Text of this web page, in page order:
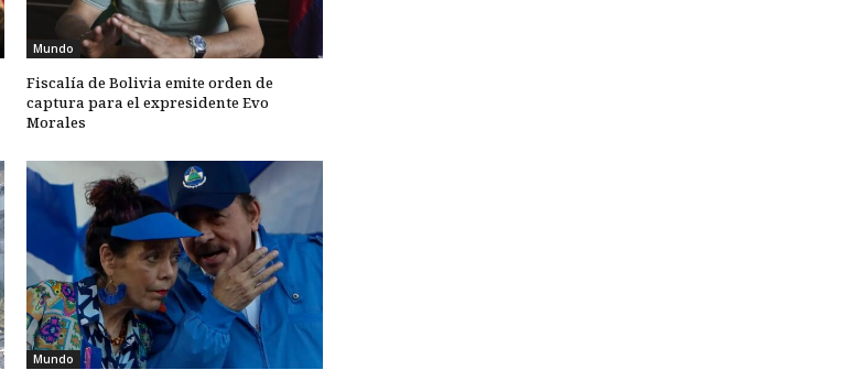
Mundo
Fiscalía de Bolivia emite orden de
captura para el expresidente Evo
Morales
Mundo